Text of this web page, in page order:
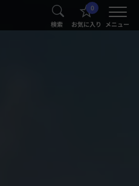
検索
0
お気に入り メニュー
®